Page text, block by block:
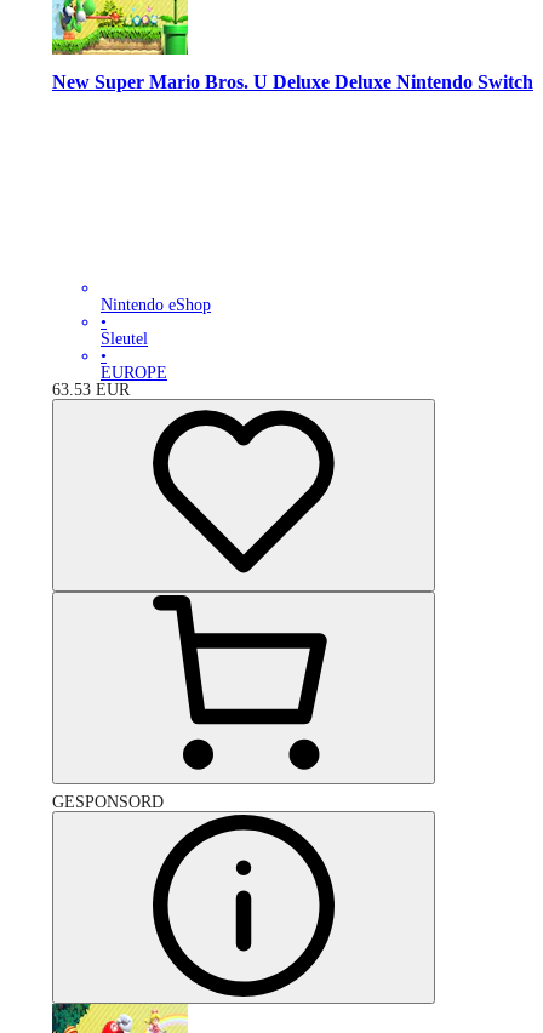
New Super Mario Bros. U Deluxe Deluxe Nintendo Switch
Nintendo eShop
•
Sleutel
•
EUROPE
63.53 EUR
GESPONSORD